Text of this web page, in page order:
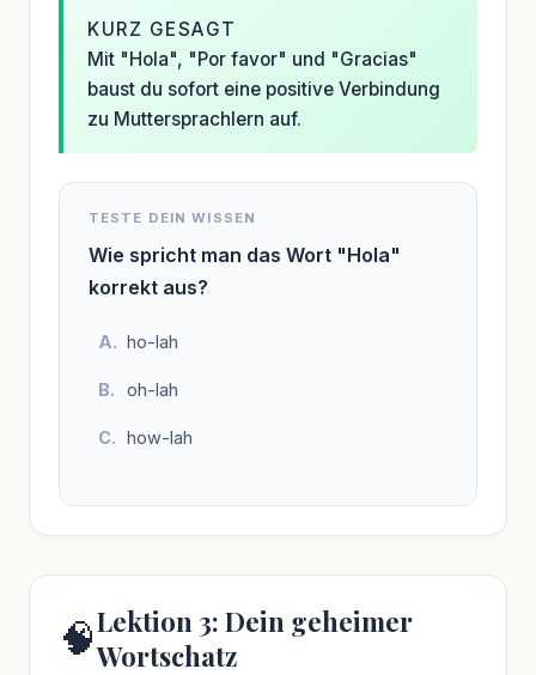
KURZ GESAGT
Mit "Hola", "Por favor" und "Gracias"
baust du sofort eine positive Verbindung
zu Muttersprachlern auf.
TESTE DEIN WISSEN
Wie spricht man das Wort "Hola"
korrekt aus?
ho-lah
oh-lah
how-lah
🧠Lektion 3: Dein geheimer
Wortschatz